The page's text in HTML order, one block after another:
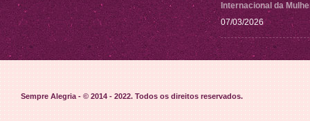
Internacional da
07/03/2026
Sempre Alegria - © 2014 - 2022. Todos os direitos reservados.